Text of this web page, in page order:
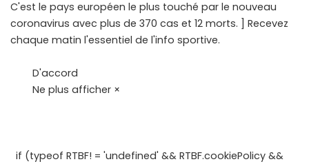
C'est le pays européen le plus touché par le nouveau
coronavirus avec plus de 370 cas et 12 morts. ] Recevez
chaque matin l'essentiel de l'info sportive.
D'accord
Ne plus afficher ×
if (typeof RTBF! = 'undefined' && RTBF.cookiePolicy &&